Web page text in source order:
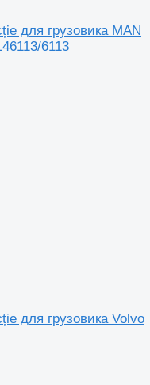
для грузовика MAN
6113
для грузовика Volvo